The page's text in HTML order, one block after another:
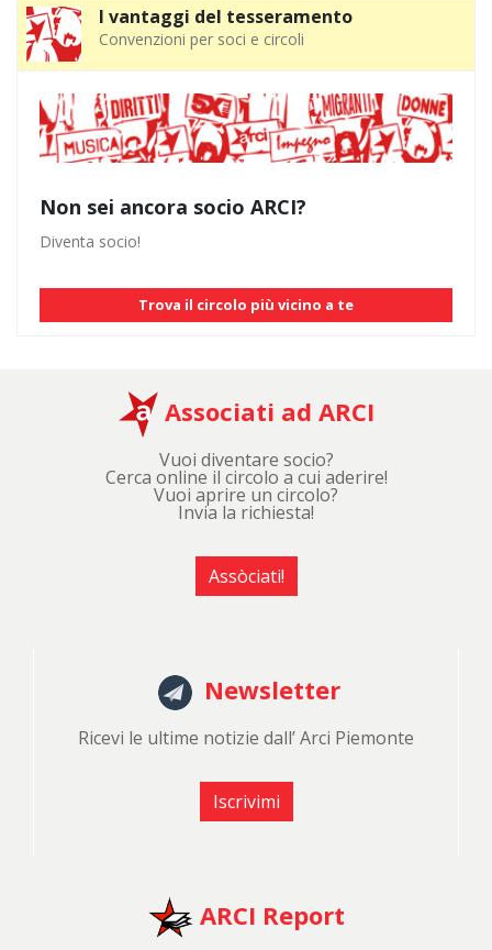
I vantaggi del tesseramento
Convenzioni per soci e circoli
Non sei ancora socio ARCI?
Diventa socio!
Trova il circolo più vicino a te
Associati ad ARCI
Vuoi diventare socio?
Cerca online il circolo a cui aderire!
Vuoi aprire un circolo?
Invia la richiesta!
Assòciati!
Newsletter
Ricevi le ultime notizie dall’ Arci Piemonte
Iscrivimi
ARCI Report